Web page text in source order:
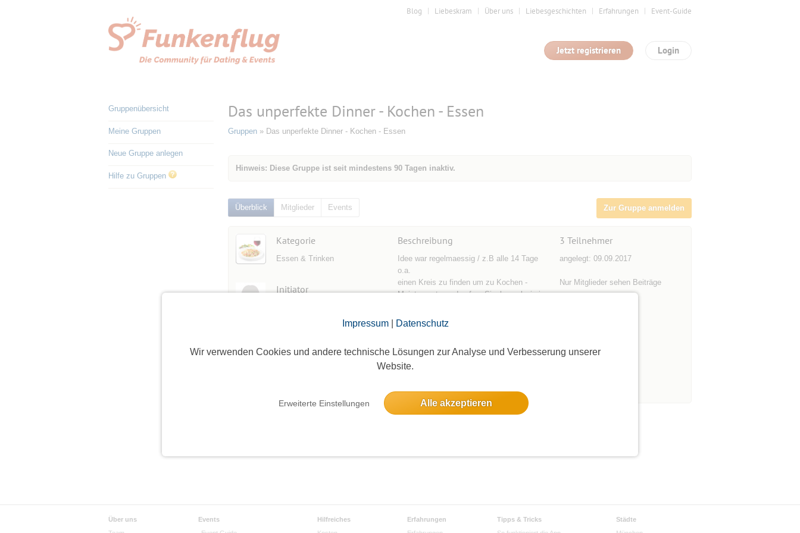
Impressum| Datenschutz
Wir verwenden Cookies und andere technische Lösungen zur Analyse und Verbesserung unserer
Website.
Erweiterte Einstellungen Alle akzeptieren
Blog Liebeskram Über uns Liebesgeschichten Erfahrungen Event-Guide
Login
Jetzt registrieren
Gruppenübersicht
Meine Gruppen
Neue Gruppe anlegen
Hilfe zu Gruppen
Das unperfekte Dinner - Kochen - Essen
Gruppen » Das unperfekte Dinner - Kochen - Essen
Hinweis: Diese Gruppe ist seit mindestens 90 Tagen inaktiv.
Überblick Mitglieder Events Zur Gruppe anmelden
Kategorie
Essen & Trinken
Initiator
Beschreibung
Idee war regelmaessig / z.B alle 14 Tage
o.a.
einen Kreis zu finden um zu Kochen -
Meistens etwas das fuer Singles schwierig
z.B.
Kartoffelsalat etc...
Ich denke mir da wird Jedem/Jeder...
3 Teilnehmer
angelegt: 09.09.2017
Nur Mitglieder sehen Beiträge
Über uns
Events
Hilfreiches
Erfahrungen
Tipps & Tricks
Städte